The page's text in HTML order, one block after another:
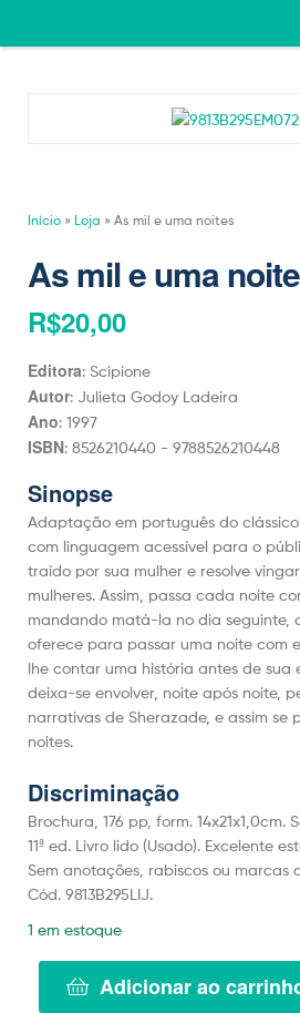
Início » Loja » As mil e uma noites
As mil e uma
R$20,00
Editora: Scipione
Autor: Julieta Godoy Ladeira
Ano: 1997
ISBN: 8526210440 - 9788526210448
Sinopse
Adaptação em português do
com linguagem acessível para o
traído por sua mulher e resolve
mulheres. Assim, passa cada noite
mandando matá-la no dia seguinte,
oferece para passar uma noite com
lhe contar uma história antes de sua
deixa-se envolver, noite após noite,
narrativas de Sherazade, e assim se
noites.
Discriminação
Brochura, 176 pp, form. 14x21x1,0cm.
11ª ed. Livro lido (Usado). Excelente
Sem anotações, rabiscos ou marcas
Cód. 9813B295LIJ.
1 em estoque
Adicionar ao